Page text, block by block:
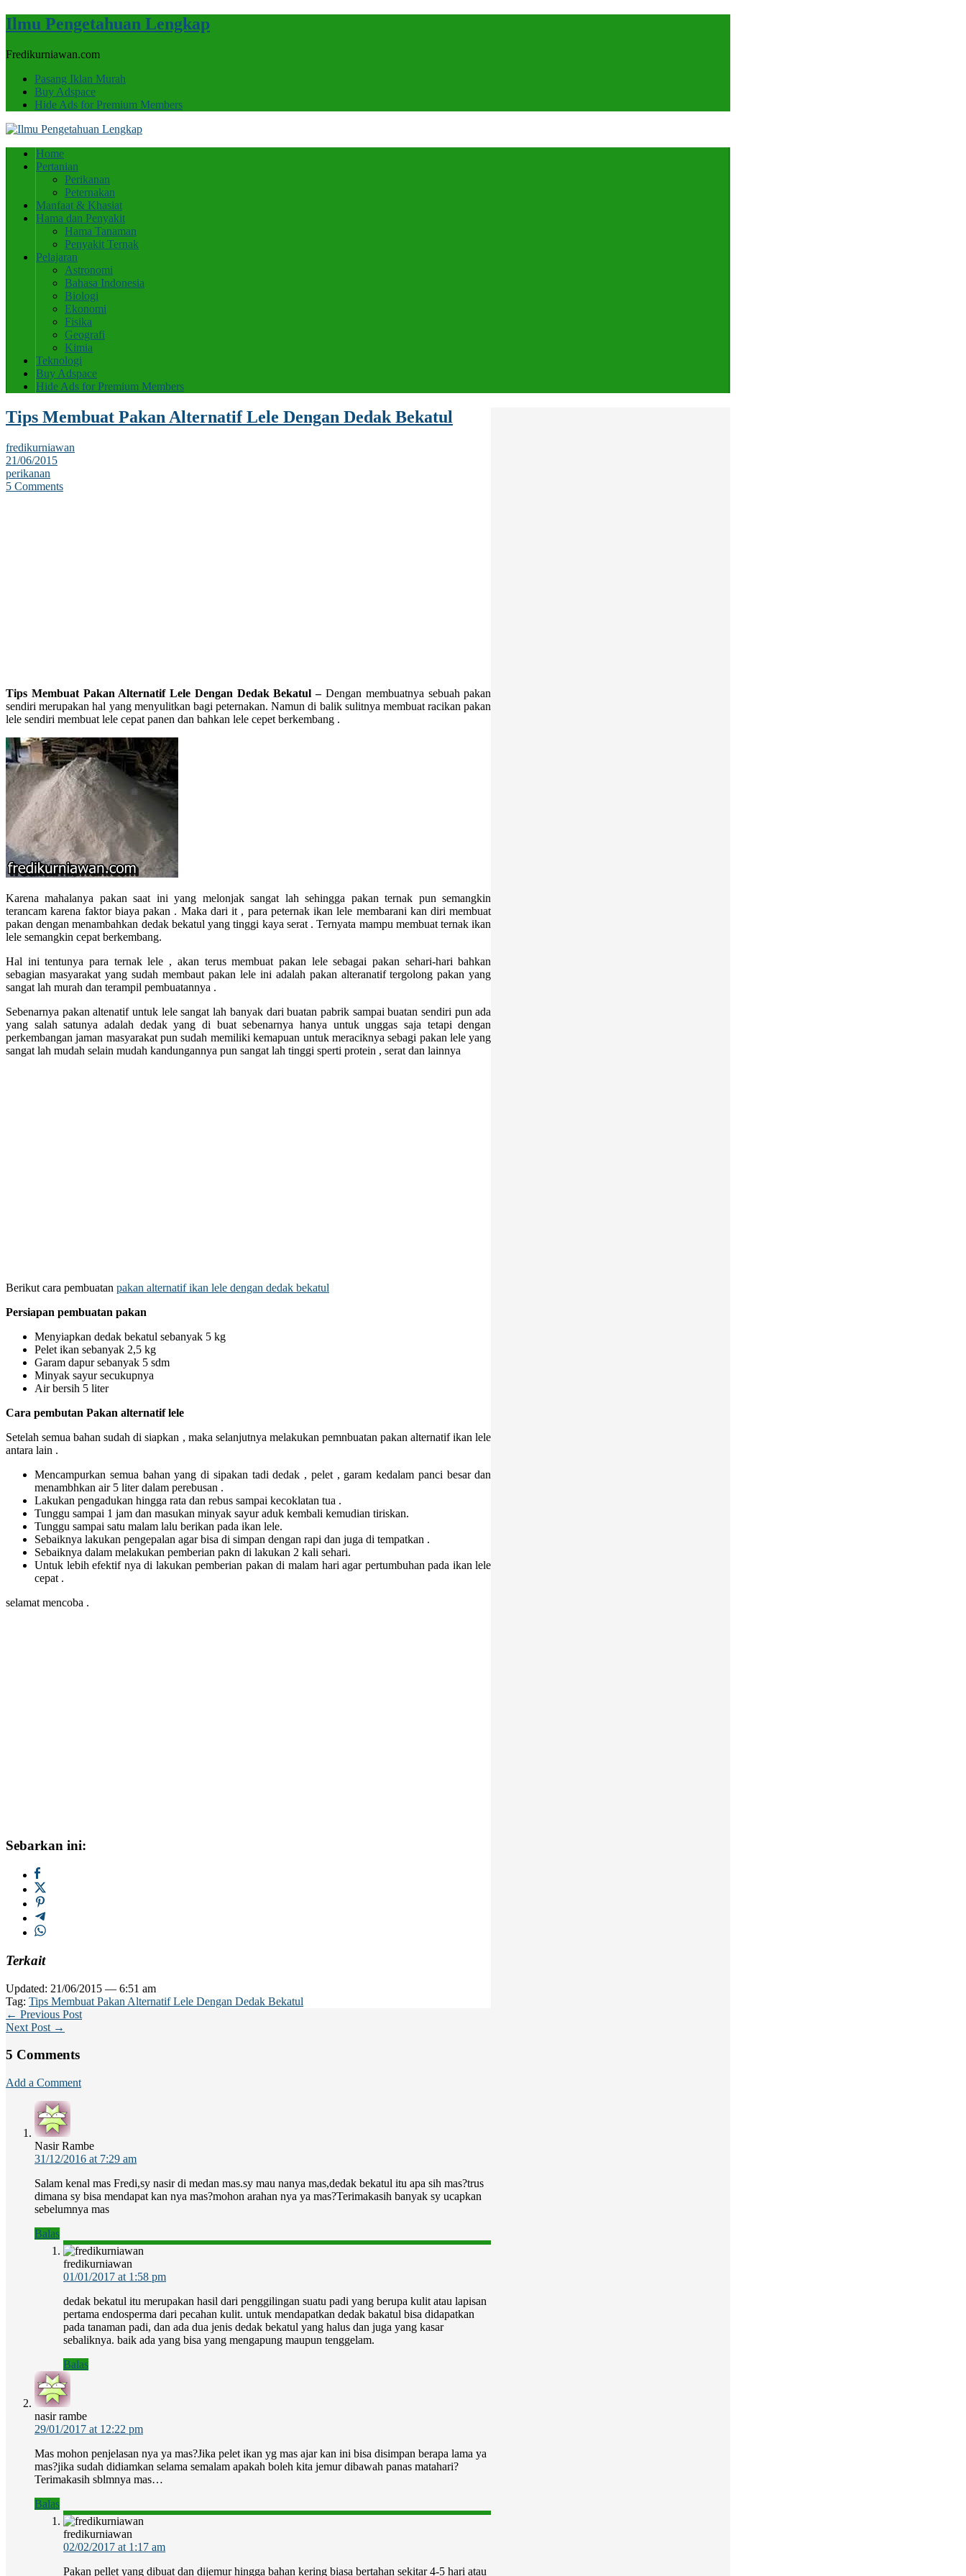
Ilmu Pengetahuan Lengkap
Fredikurniawan.com
Pasang Iklan Murah
Buy Adspace
Hide Ads for Premium Members
Home
Pertanian
Perikanan
Peternakan
Manfaat & Khasiat
Hama dan Penyakit
Hama Tanaman
Penyakit Ternak
Pelajaran
Astronomi
Bahasa Indonesia
Biologi
Ekonomi
Fisika
Geografi
Kimia
Teknologi
Buy Adspace
Hide Ads for Premium Members
Tips Membuat Pakan Alternatif Lele Dengan Dedak Bekatul
fredikurniawan
21/06/2015
perikanan
5 Comments
Tips Membuat Pakan Alternatif Lele Dengan Dedak Bekatul –Dengan membuatnya sebuah pakan
sendiri merupakan hal yang menyulitkan bagi peternakan. Namun di balik sulitnya membuat racikan pakan
lele sendiri membuat lele cepat panen dan bahkan lele cepet berkembang .
Karena mahalanya pakan saat ini yang melonjak sangat lah sehingga pakan ternak pun semangkin
terancam karena faktor biaya pakan . Maka dari it , para peternak ikan lele membarani kan diri membuat
pakan dengan menambahkan dedak bekatul yang tinggi kaya serat . Ternyata mampu membuat ternak ikan
lele semangkin cepat berkembang.
Hal ini tentunya para ternak lele , akan terus membuat pakan lele sebagai pakan sehari-hari bahkan
sebagian masyarakat yang sudah membaut pakan lele ini adalah pakan alteranatif tergolong pakan yang
sangat lah murah dan terampil pembuatannya .
Sebenarnya pakan altenatif untuk lele sangat lah banyak dari buatan pabrik sampai buatan sendiri pun ada
yang salah satunya adalah dedak yang di buat sebenarnya hanya untuk unggas saja tetapi dengan
perkembangan jaman masyarakat pun sudah memiliki kemapuan untuk meraciknya sebagi pakan lele yang
sangat lah mudah selain mudah kandungannya pun sangat lah tinggi sperti protein , serat dan lainnya
Berikut cara pembuatan pakan alternatif ikan lele dengan dedak bekatul
Persiapan pembuatan pakan
Menyiapkan dedak bekatul sebanyak 5 kg
Pelet ikan sebanyak 2,5 kg
Garam dapur sebanyak 5 sdm
Minyak sayur secukupnya
Air bersih 5 liter
Cara pembutan Pakan alternatif lele
Setelah semua bahan sudah di siapkan , maka selanjutnya melakukan pemnbuatan pakan alternatif ikan lele
antara lain .
Mencampurkan semua bahan yang di sipakan tadi dedak , pelet , garam kedalam panci besar dan
menambhkan air 5 liter dalam perebusan .
Lakukan pengadukan hingga rata dan rebus sampai kecoklatan tua .
Tunggu sampai 1 jam dan masukan minyak sayur aduk kembali kemudian tiriskan.
Tunggu sampai satu malam lalu berikan pada ikan lele.
Sebaiknya lakukan pengepalan agar bisa di simpan dengan rapi dan juga di tempatkan .
Sebaiknya dalam melakukan pemberian pakn di lakukan 2 kali sehari.
Untuk lebih efektif nya di lakukan pemberian pakan di malam hari agar pertumbuhan pada ikan lele
cepat .
selamat mencoba .
Sebarkan ini:
Terkait
Updated: 21/06/2015 — 6:51 am
Tag: Tips Membuat Pakan Alternatif Lele Dengan Dedak Bekatul
← Previous Post
Next Post →
5 Comments
Add a Comment
Nasir Rambe
31/12/2016 at 7:29 am
Salam kenal mas Fredi,sy nasir di medan mas.sy mau nanya mas,dedak bekatul itu apa sih mas?trus
dimana sy bisa mendapat kan nya mas?mohon arahan nya ya mas?Terimakasih banyak sy ucapkan
sebelumnya mas
Balas
fredikurniawan
01/01/2017 at 1:58 pm
dedak bekatul itu merupakan hasil dari penggilingan suatu padi yang berupa kulit atau lapisan
pertama endosperma dari pecahan kulit. untuk mendapatkan dedak bakatul bisa didapatkan
pada tanaman padi, dan ada dua jenis dedak bekatul yang halus dan juga yang kasar
sebaliknya. baik ada yang bisa yang mengapung maupun tenggelam.
Balas
nasir rambe
29/01/2017 at 12:22 pm
Mas mohon penjelasan nya ya mas?Jika pelet ikan yg mas ajar kan ini bisa disimpan berapa lama ya
mas?jika sudah didiamkan selama semalam apakah boleh kita jemur dibawah panas matahari?
Terimakasih sblmnya mas…
Balas
fredikurniawan
02/02/2017 at 1:17 am
Pakan pellet yang dibuat dan dijemur hingga bahan kering biasa bertahan sekitar 4-5 hari atau